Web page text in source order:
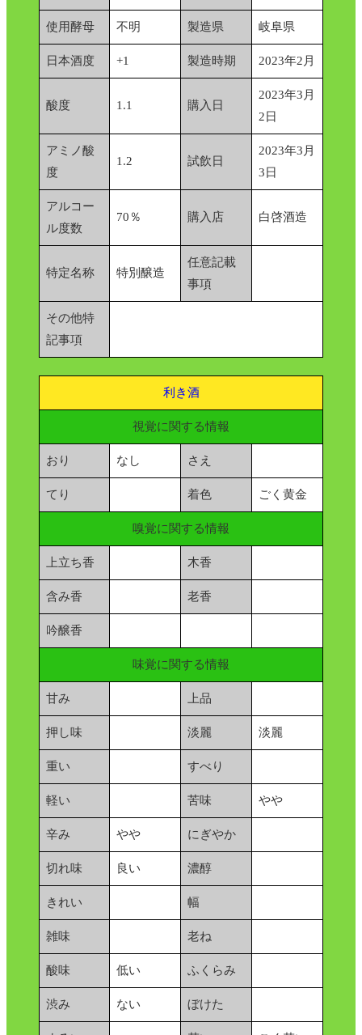
使用酵母 不明 製造県 岐阜県
日本酒度 +1 製造時期 2023年2月
酸度 1.1 購入日
2023年3月
2日
アミノ酸
度
1.2 試飲日
2023年3月
3日
アルコー
ル度数
70％ 購入店 白啓酒造
特定名称 特別醸造
任意記載
事項
その他特
記事項
利き酒
視覚に関する情報
おり なし さえ
てり 着色 ごく黄金
嗅覚に関する情報
上立ち香 木香
含み香 老香
吟醸香
味覚に関する情報
甘み 上品
押し味 淡麗 淡麗
重い すべり
軽い 苦味 やや
辛み やや にぎやか
切れ味 良い 濃醇
きれい 幅
雑味 老ね
酸味 低い ふくらみ
渋み ない ぼけた